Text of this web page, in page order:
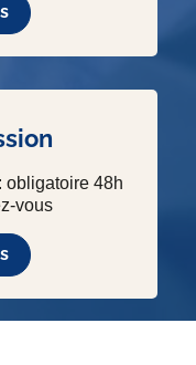
obligatoire 48h
vous